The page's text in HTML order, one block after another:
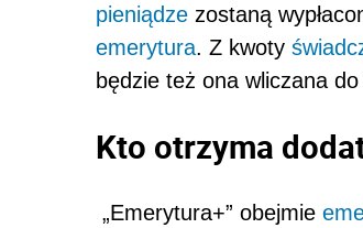
pieniądze zostaną
emerytura. Z kwoty
będzie też ona wliczana
Kto otrzyma
„Emerytura+” obejmie